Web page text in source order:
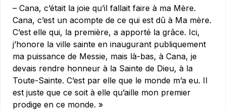
– Cana, c’était la joie qu’il fallait faire à ma Mère.
Cana, c’est un acompte de ce qui est dû à Ma mère.
C’est elle qui, la pre­mière, a apporté la grâce. Ici,
j’honore la ville sainte en inaugurant publiquement
ma puissance de Messie, mais là-bas, à Cana, je
devais rendre honneur à la Sainte de Dieu, à la
Toute-Sainte. C’est par elle que le monde m’a eu. Il
est juste que ce soit à elle qu’aille mon premier
prodige en ce monde. »